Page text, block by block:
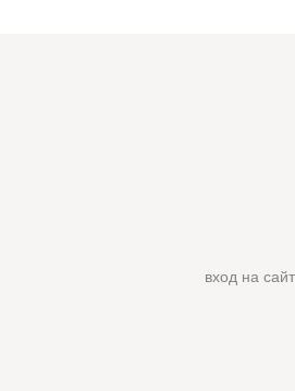
вход на сайт